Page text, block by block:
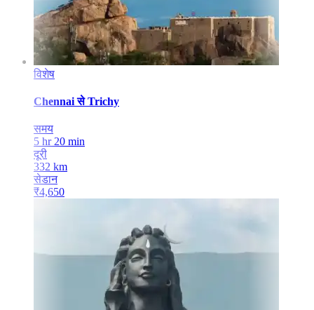
विशेष
Chennai से Trichy
समय
5 hr 20 min
दूरी
332 km
सेडान
₹4,650